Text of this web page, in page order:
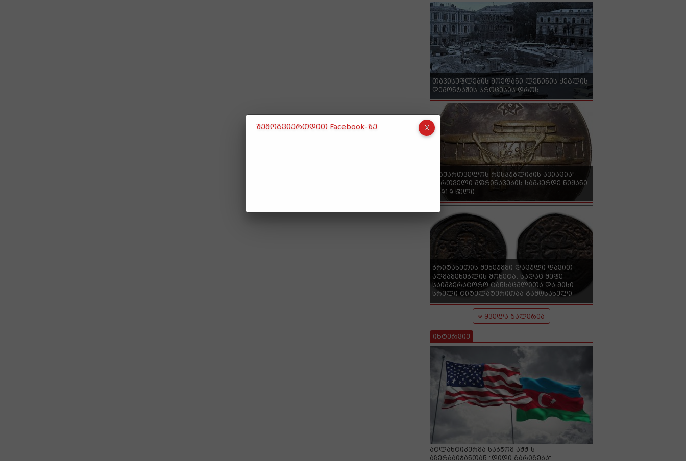
თავისუფლების მოედანი ლენინის ძეგლის
დემონტაჟის პროცესის დროს
"საქართველოს რესპუბლიკის ავიაცია"
ქართველი მფრინავების სამკერდე ნიშანი
- 1919 წელი
ბრიტანეთის მუზეუმში დაცული დავით
აღმაშენებლის მონეტა, სადაც მეფე
საიმპერატორო ტანსაცმლითა და მისი
სრული ტიტულატურითაა გამოსახული
ყველა გალერეა
ინტერვიუ
ატლანტიკურმა საბჭომ აშშ-ს
აზერბაიჯანთან "დიდი გარიგება“
შემოგვიერთდით Facebook-ზე